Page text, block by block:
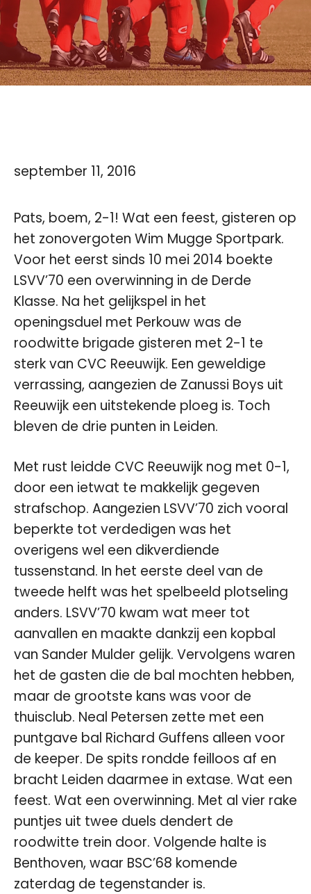
september 11, 2016
Pats, boem, 2-1! Wat een feest, gisteren op
het zonovergoten Wim Mugge Sportpark.
Voor het eerst sinds 10 mei 2014 boekte
LSVV’70 een overwinning in de Derde
Klasse. Na het gelijkspel in het
openingsduel met Perkouw was de
roodwitte brigade gisteren met 2-1 te
sterk van CVC Reeuwijk. Een geweldige
verrassing, aangezien de Zanussi Boys uit
Reeuwijk een uitstekende ploeg is. Toch
bleven de drie punten in Leiden.
Met rust leidde CVC Reeuwijk nog met 0-1,
door een ietwat te makkelijk gegeven
strafschop. Aangezien LSVV’70 zich vooral
beperkte tot verdedigen was het
overigens wel een dikverdiende
tussenstand. In het eerste deel van de
tweede helft was het spelbeeld plotseling
anders. LSVV’70 kwam wat meer tot
aanvallen en maakte dankzij een kopbal
van Sander Mulder gelijk. Vervolgens waren
het de gasten die de bal mochten hebben,
maar de grootste kans was voor de
thuisclub. Neal Petersen zette met een
puntgave bal Richard Guffens alleen voor
de keeper. De spits rondde feilloos af en
bracht Leiden daarmee in extase. Wat een
feest. Wat een overwinning. Met al vier rake
puntjes uit twee duels dendert de
roodwitte trein door. Volgende halte is
Benthoven, waar BSC’68 komende
zaterdag de tegenstander is.